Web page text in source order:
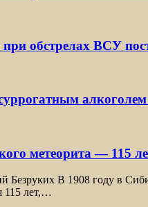
обстрелах ВСУ
метеорита — 115
В 1908 году в
115 лет,…